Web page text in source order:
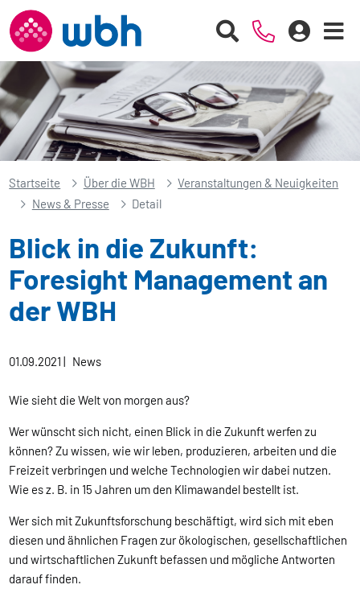
Startseite Über die WBH
Veranstaltungen & Neuigkeiten
News & Presse
Detail
Blick in die Zukunft:
Foresight Management an
der WBH
01.09.2021| News
Wie sieht die Welt von morgen aus?
Wer wünscht sich nicht, einen Blick in die Zukunft werfen zu
können? Zu wissen, wie wir leben, produzieren, arbeiten und die
Freizeit verbringen und welche Technologien wir dabei nutzen.
Wie es z. B. in 15 Jahren um den Klimawandel bestellt ist.
Wer sich mit Zukunftsforschung beschäftigt, wird sich mit eben
diesen und ähnlichen Fragen zur ökologischen, gesellschaftlichen
und wirtschaftlichen Zukunft befassen und mögliche Antworten
darauf finden.